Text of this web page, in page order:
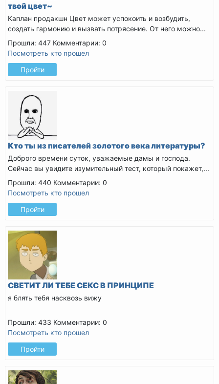
твой цвет~
Каплан продакшн Цвет может успокоить и возбудить,
создать гармонию и вызвать потрясение. От него можно...
Прошли: 447 Комментарии: 0
Посмотреть кто прошел
Пройти
Кто ты из писателей золотого века литературы?
Доброго времени суток, уважаемые дамы и господа.
Сейчас вы увидите изумительный тест, который покажет,...
Прошли: 440 Комментарии: 0
Посмотреть кто прошел
Пройти
СВЕТИТ ЛИ ТЕБЕ СЕКС В ПРИНЦИПЕ
я блять тебя насквозь вижу
Прошли: 433 Комментарии: 0
Посмотреть кто прошел
Пройти